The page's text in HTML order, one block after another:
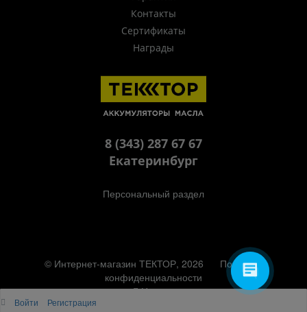
Контакты
Сертификаты
Награды
8 (343) 287 67 67
Екатеринбург
Персональный раздел
© Интернет-магазин ТЕКТОР, 2026
Политика
конфиденциальности
Наверх
Войти
Регистрация